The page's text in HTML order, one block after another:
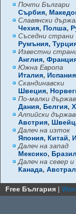
Почти Българи
Сърбия,
Славянски
Чехия, Полша,
Съседни страни
Румъния,
Известни
Англия,
Южна Европа
Италия, Испания
Скандинавски
Швеция,
По-малки
Дания, Белгия,
Алпийски
Австрия,
Далеч на изток
Япония, Китай,
Далеч на запад
Мексико,
Далеч на север
Канада,
Free България |